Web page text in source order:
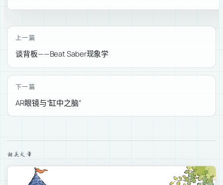
上一篇
谈背板——Beat Saber现象学
下一篇
AR眼镜与“缸中之脑”
相关文章